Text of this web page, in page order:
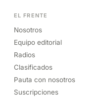
EL FRENTE
Nosotros
Equipo editorial
Radios
Clasificados
Pauta con nosotros
Suscripciones